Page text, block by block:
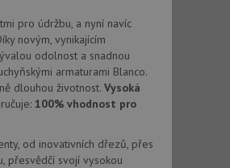
pro údržbu, a nyní navíc
novým, vynikajícím
odolnost a snadnou
armaturami Blanco.
dlouhou životnost. Vysoká
100% vhodnost pro
od inovativních dřezů, přes
přesvědčí svojí vysokou